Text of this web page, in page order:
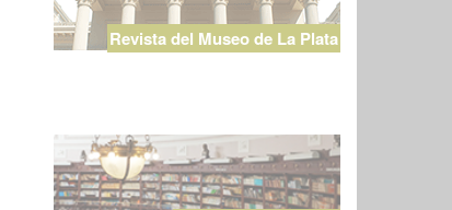
Revista del Museo de La Plata